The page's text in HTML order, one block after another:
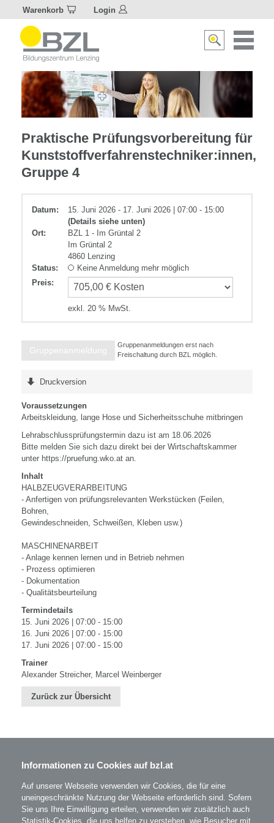
Warenkorb Login
Suche
Kunststoff
Praktische Prüfungsvorbereitung für
Kunststoffverfahrenstechniker:innen,
Gruppe 4
Datum:
15. Juni 2026 - 17. Juni 2026 | 07:00 - 15:00
(Details siehe unten)
Ort:
BZL 1 - Im Grüntal 2
Im Grüntal 2
4860 Lenzing
Status:
Keine Anmeldung mehr möglich
Preis:
exkl. 20 % MwSt.
Gruppenanmeldung
Gruppenanmeldungen erst nach
Freischaltung durch BZL möglich.
Druckversion
Voraussetzungen
Arbeitskleidung, lange Hose und Sicherheitsschuhe mitbringen
Lehrabschlussprüfungstermin dazu ist am 18.06.2026
Bitte melden Sie sich dazu direkt bei der Wirtschaftskammer
unter https://pruefung.wko.at an.
Inhalt
HALBZEUGVERARBEITUNG
- Anfertigen von prüfungsrelevanten Werkstücken (Feilen,
Bohren,
Gewindeschneiden, Schweißen, Kleben usw.)
MASCHINENARBEIT
- Anlage kennen lernen und in Betrieb nehmen
- Prozess optimieren
- Dokumentation
- Qualitätsbeurteilung
Termindetails
15. Juni 2026 | 07:00 - 15:00
16. Juni 2026 | 07:00 - 15:00
17. Juni 2026 | 07:00 - 15:00
Trainer
Alexander Streicher, Marcel Weinberger
Zurück zur Übersicht
BZL - Bildungszentrum Lenzing GmbH
A-4860 Lenzing
T: 07672 701-3531
office@bzl.at
Informationen zu Cookies auf bzl.at
Auf unserer Webseite verwenden wir Cookies, die für eine
uneingeschränkte Nutzung der Webseite erforderlich sind. Sofern
Sie uns Ihre Einwilligung erteilen, verwenden wir zusätzlich auch
Statistik-Cookies, die uns helfen zu verstehen, wie Besucher mit